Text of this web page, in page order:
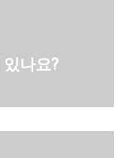
나요?